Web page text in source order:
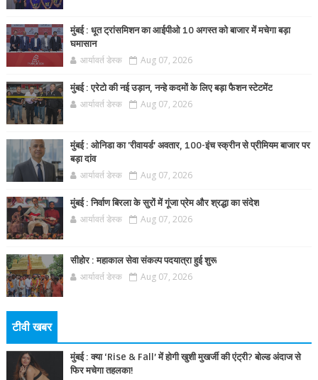
मुंबई : धूत ट्रांसमिशन का आईपीओ 10 अगस्त को बाजार में मचेगा बड़ा
घमासान
आर्यावर्त डेस्क Aug 07, 2026
मुंबई : एरेटो की नई उड़ान, नन्हे कदमों के लिए बड़ा फैशन स्टेटमेंट
आर्यावर्त डेस्क Aug 07, 2026
मुंबई : ओनिडा का 'रीवायर्ड’ अवतार, 100-इंच स्क्रीन से प्रीमियम बाजार पर
बड़ा दांव
आर्यावर्त डेस्क Aug 07, 2026
मुंबई : निर्वाण बिरला के सुरों में गूंजा प्रेम और श्रद्धा का संदेश
आर्यावर्त डेस्क Aug 07, 2026
सीहोर : महाकाल सेवा संकल्प पदयात्रा हुई शुरू
आर्यावर्त डेस्क Aug 07, 2026
टीवी खबर
मुंबई : क्या ‘Rise & Fall’ में होगी खुशी मुखर्जी की एंट्री? बोल्ड अंदाज से
फिर मचेगा तहलका!